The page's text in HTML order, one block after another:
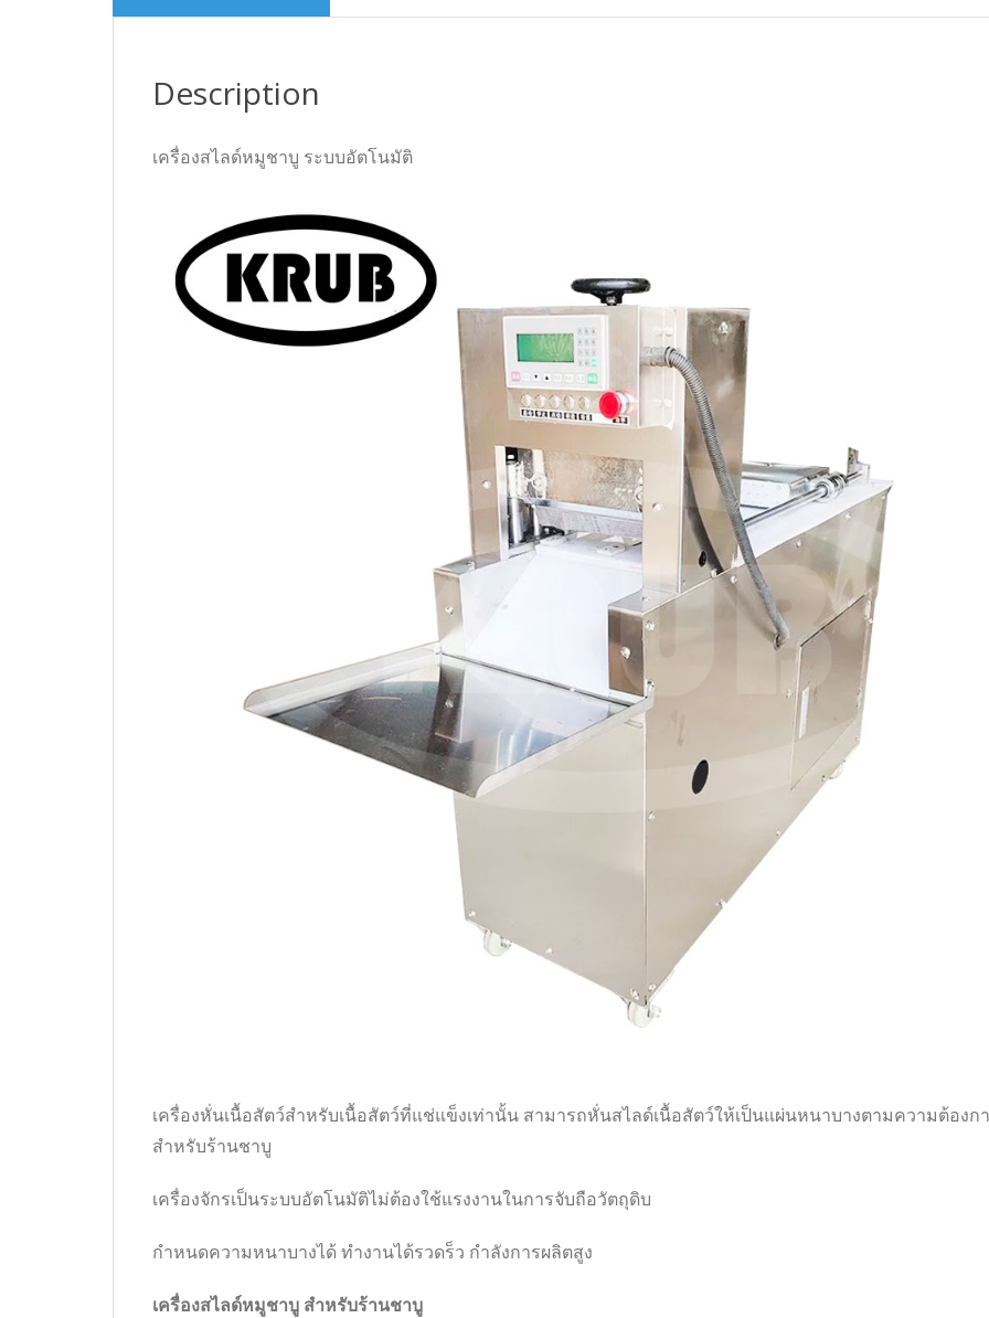
Description
เครื่องสไลด์หมูชาบู ระบบอัตโนมัติ
เครื่องหั่นเนื้อสัตว์สำหรับเนื้อสัตว์ที่แช่แข็งเท่านั้น สามารถหั่นสไลด์เนื้อสัตว์ให้เป็นแผ่นหนาบางตามความต้องก
สำหรับร้านชาบู
เครื่องจักรเป็นระบบอัตโนมัติไม่ต้องใช้แรงงานในการจับถือวัตถุดิบ
กำหนดความหนาบางได้ ทำงานได้รวดร็ว กำลังการผลิตสูง
เครื่องสไลด์หมูชาบู สำหรับร้านชาบู